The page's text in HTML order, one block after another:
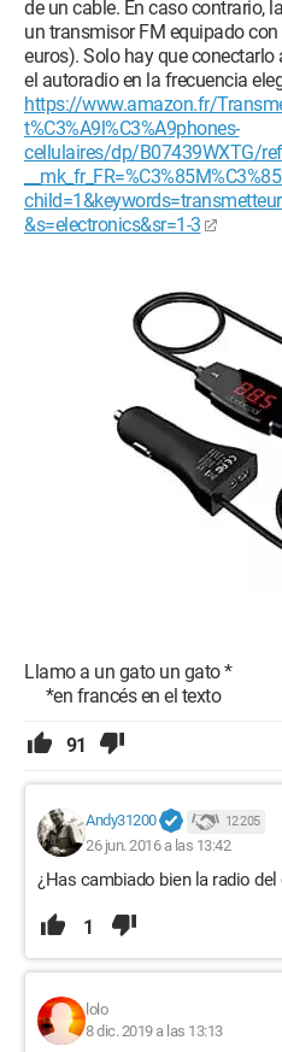
de un cable. En caso contrario,
un transmisor FM equipado
euros). Solo hay que conectarlo
el autoradio en la frecuencia
https://www.amazon.fr/
t%C3%A9l%C3%A9phones-
cellulaires/dp/B07439WXTG/
&s=electronics&sr=1-3
Llamo a un gato un gato *
*en francés en el texto
91
Andy31200 12 205
26 jun. 2016 a las 13:42
¿Has cambiado bien la radio
1
lolo
8 dic. 2019 a las 13:13